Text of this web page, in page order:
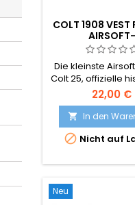
COLT 1908 VEST
AIRSOFT-
Die kleinste
Colt 25, offizielle
Nachbildung
22,00 €
 In den
 Nicht auf
Neu